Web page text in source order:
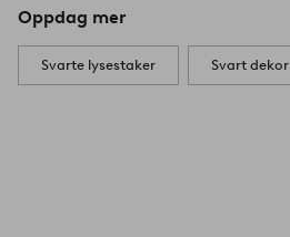
Oppdag mer
Svarte lysestaker Svart dekor